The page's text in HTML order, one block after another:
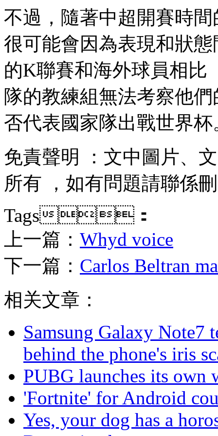
不過，隨著中超開賽時
很可能會因為表現和狀態
的K聯賽和海外球員相比
隊的教練組無法考察他們
否代表國家隊出戰世界杯
免責聲明 ：文中圖片 
所有  ，如有問題請聯係刪除
Tags：
上一篇： Whyd voice
下一篇： Carlos Beltran
相关文章：
Samsung Galaxy Note7
behind the phone's iris
PUBG launches its own
'Fortnite' for Android
Yes, your dog has a